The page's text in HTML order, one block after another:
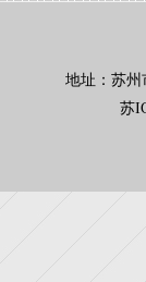
地址：苏
苏